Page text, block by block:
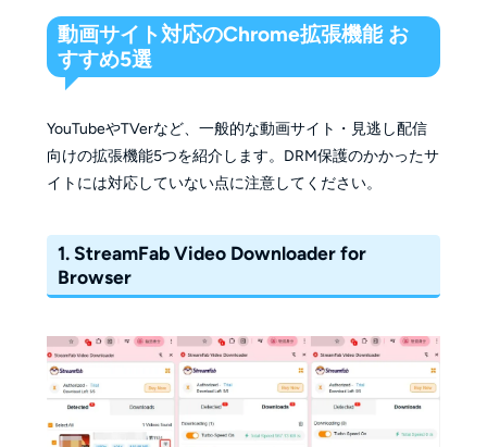
動画サイト対応のChrome拡張機能 お
すすめ5選
YouTubeやTVerなど、一般的な動画サイト・見逃し配信
向けの拡張機能5つを紹介します。DRM保護のかかったサ
イトには対応していない点に注意してください。
1. StreamFab Video Downloader for
Browser